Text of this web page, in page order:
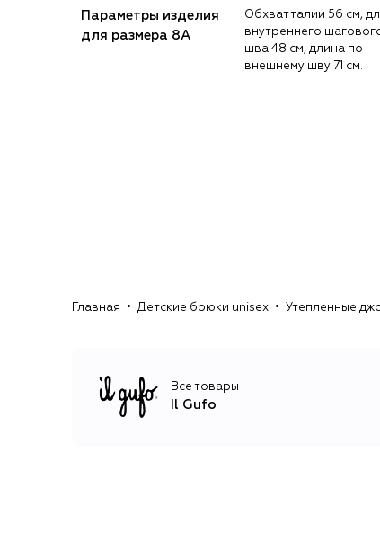
Параметры изделия
для размера 8A
Обхват талии 56 см, длина
внутреннего
шва 48 см, длина по
внешнему шву 71 см.
Главная Детские брюки unisex Утепленные
Все товары
Il Gufo